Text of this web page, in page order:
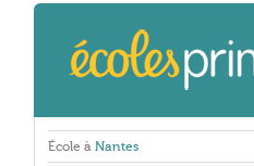
École à Nantes